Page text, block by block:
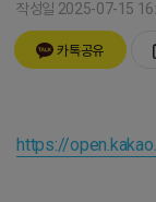
작성일 2025-07-15
카톡공유
https://